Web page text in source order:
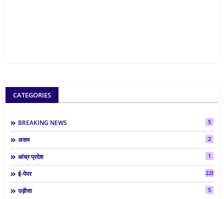
CATEGORIES
BREAKING NEWS 5
असम 2
आंध्र प्रदेश 1
ई-पेपर 2286
उड़ीसा 5